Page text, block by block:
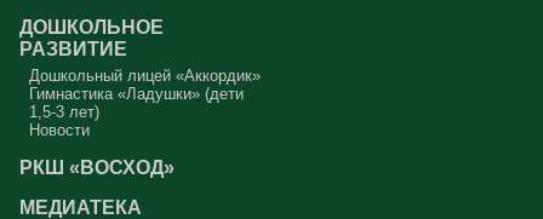
ДОШКОЛЬНОЕ
РАЗВИТИЕ
Дошкольный лицей «Аккордик»
Гимнастика «Ладушки» (дети
1,5-3 лет)
Новости
РКШ «ВОСХОД»
МЕДИАТЕКА